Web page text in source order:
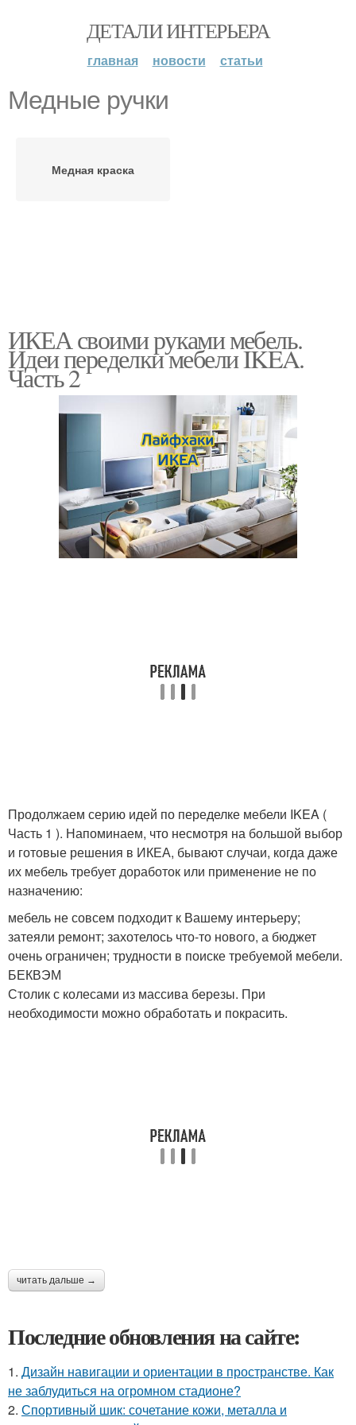
ДЕТАЛИ ИНТЕРЬЕРА
главная новости статьи
Медные ручки
Медная краска
ИКЕА своими руками мебель.
Идеи переделки мебели IKEA.
Часть 2
Продолжаем серию идей по переделке мебели IKEA (
Часть 1 ). Напоминаем, что несмотря на большой выбор
и готовые решения в ИКЕА, бывают случаи, когда даже
их мебель требует доработок или применение не по
назначению:
мебель не совсем подходит к Вашему интерьеру;
затеяли ремонт; захотелось что-то нового, а бюджет
очень ограничен; трудности в поиске требуемой мебели.
БЕКВЭМ
Столик с колесами из массива березы. При
необходимости можно обработать и покрасить.
читать дальше →
Последние обновления на сайте:
1. Дизайн навигации и ориентации в пространстве. Как
не заблудиться на огромном стадионе?
2. Спортивный шик: сочетание кожи, металла и